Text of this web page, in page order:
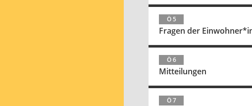
Ö 5
Fragen der
Ö 6
Mitteilungen
Ö 7